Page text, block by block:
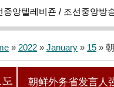
중앙텔레비죤 / 조선중앙방
» 2022 » January » 15 »
朝鲜外务省发言人